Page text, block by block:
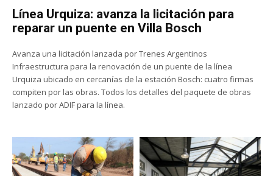
Línea Urquiza: avanza la licitación para
reparar un puente en Villa Bosch
Avanza una licitación lanzada por Trenes Argentinos
Infraestructura para la renovación de un puente de la línea
Urquiza ubicado en cercanías de la estación Bosch: cuatro firmas
compiten por las obras. Todos los detalles del paquete de obras
lanzado por ADIF para la línea.